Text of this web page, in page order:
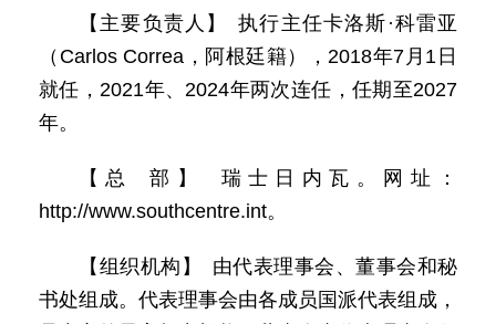
【主要负责人】 执行主任卡洛斯·科雷亚
（Carlos Correa，阿根廷籍），2018年7月1日
就任，2021年、2024年两次连任，任期至2027
年。
【总 部】 瑞士日内瓦。网址：
http://www.southcentre.int。
【组织机构】 由代表理事会、董事会和秘
书处组成。代表理事会由各成员国派代表组成，